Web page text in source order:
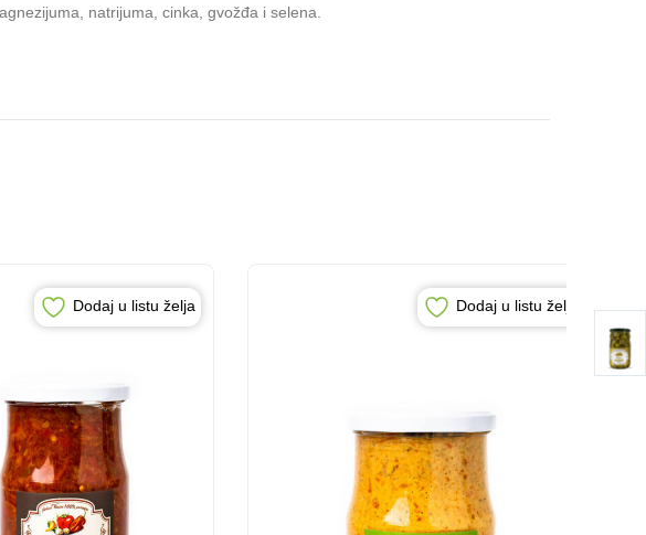
natrijuma, cinka, gvožđa i selena.
Dodaj u listu želja Dodaj u listu želja